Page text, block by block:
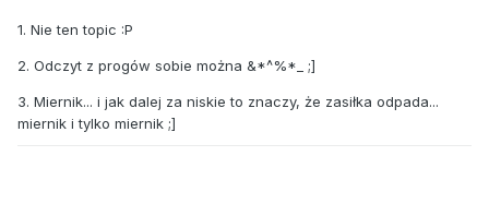
1. Nie ten topic :P
2. Odczyt z progów sobie można &*^%*_ ;]
3. Miernik... i jak dalej za niskie to znaczy, że zasiłka odpada...
miernik i tylko miernik ;]